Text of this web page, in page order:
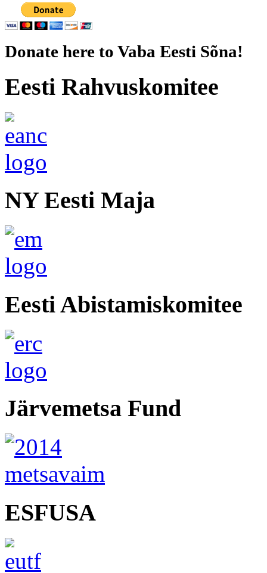
Donate here to Vaba Eesti Sõna!
Eesti Rahvuskomitee
NY Eesti Maja
Eesti Abistamiskomitee
Järvemetsa Fund
ESFUSA